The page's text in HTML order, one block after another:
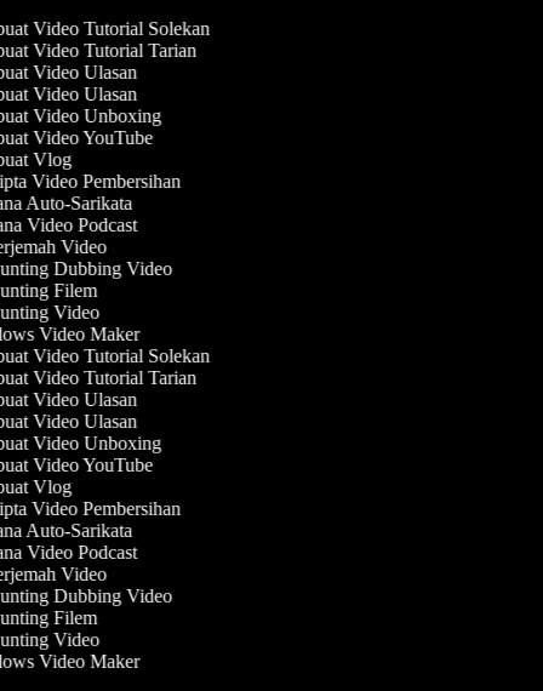
Video Tutorial Solekan
Video Tutorial Tarian
Video Ulasan
Video Ulasan
Video Unboxing
Video YouTube
Vlog
Video Pembersihan
Auto-Sarikata
Video Podcast
Video
Dubbing Video
Filem
Video
Video Maker
Video Tutorial Solekan
Video Tutorial Tarian
Video Ulasan
Video Ulasan
Video Unboxing
Video YouTube
Vlog
Video Pembersihan
Auto-Sarikata
Video Podcast
Video
Dubbing Video
Filem
Video
Video Maker